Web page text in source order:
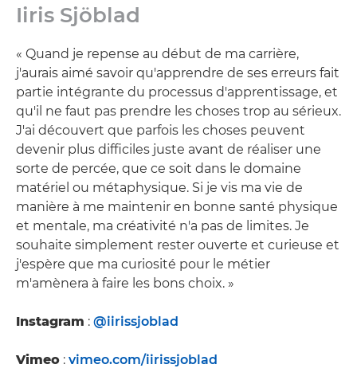
Iiris Sjöblad
« Quand je repense au début de ma carrière,
j'aurais aimé savoir qu'apprendre de ses erreurs fait
partie intégrante du processus d'apprentissage, et
qu'il ne faut pas prendre les choses trop au sérieux.
J'ai découvert que parfois les choses peuvent
devenir plus difficiles juste avant de réaliser une
sorte de percée, que ce soit dans le domaine
matériel ou métaphysique. Si je vis ma vie de
manière à me maintenir en bonne santé physique
et mentale, ma créativité n'a pas de limites. Je
souhaite simplement rester ouverte et curieuse et
j'espère que ma curiosité pour le métier
m'amènera à faire les bons choix. »
Instagram : @iirissjoblad
Vimeo : vimeo.com/iirissjoblad